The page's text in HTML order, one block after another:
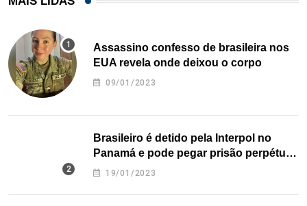
Assassino confesso de brasileira nos
EUA revela onde deixou o corpo
09/01/2023
Brasileiro é detido pela Interpol no
Panamá e pode pegar prisão perpétua
nos EUA
19/01/2023